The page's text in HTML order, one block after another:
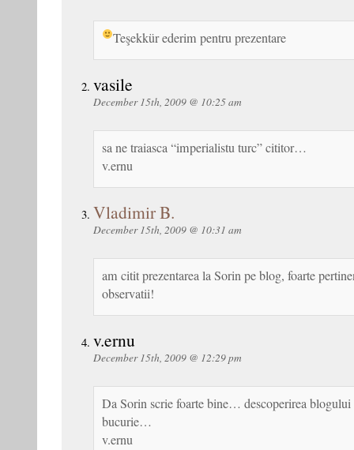
Teşekkür ederim pentru prezentare
vasile
December 15th, 2009 @ 10:25 am
sa ne traiasca “imperialistu turc” cititor…
v.ernu
Vladimir B.
December 15th, 2009 @ 10:31 am
am citit prezentarea la Sorin pe blog, foarte
observatii!
v.ernu
December 15th, 2009 @ 12:29 pm
Da Sorin scrie foarte bine… descoperirea blogului
bucurie…
v.ernu